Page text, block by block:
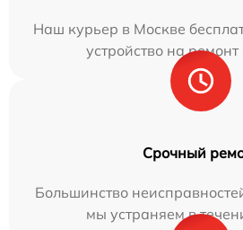
Наш курьер в Москве
устройство на
Срочный
Большинство
мы устраняем в